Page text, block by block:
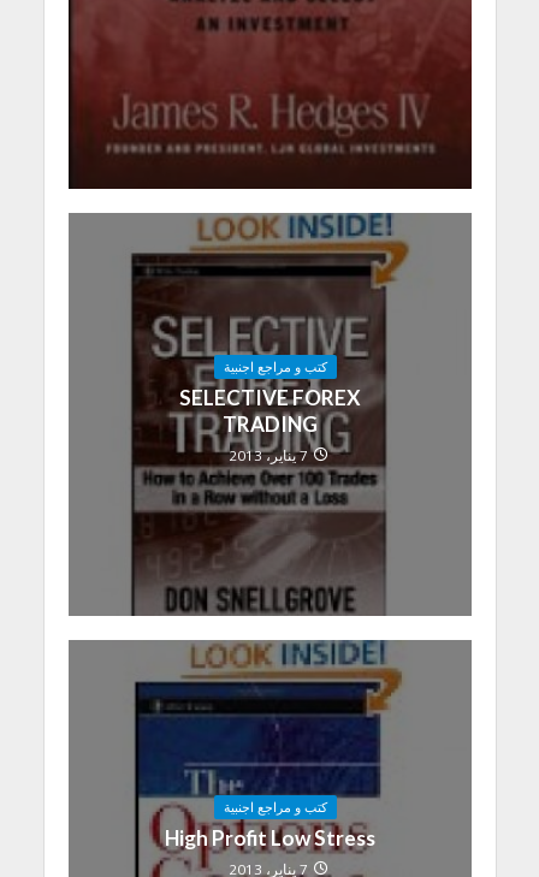
كتب و مراجع اجنبية
SELECTIVE FOREX
TRADING
7 يناير، 2013
كتب و مراجع اجنبية
High Profit Low Stress
7 يناير، 2013